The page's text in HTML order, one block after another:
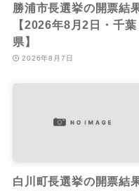
勝浦市長選挙の開票結
【2026年8月2日・千葉
県】
2026年8月7日
白川町長選挙の開票結